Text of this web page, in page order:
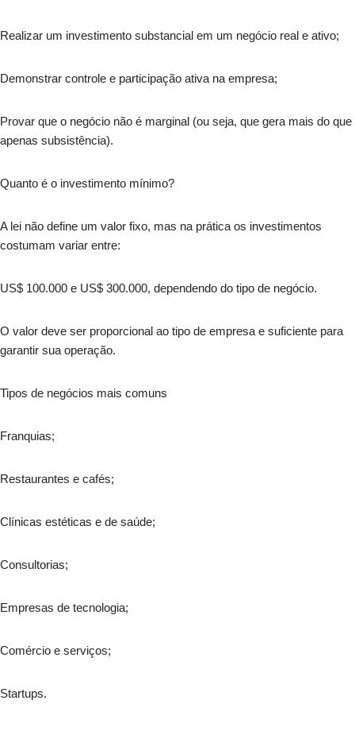
Realizar um investimento substancial em um negócio real e ativo;
Demonstrar controle e participação ativa na empresa;
Provar que o negócio não é marginal (ou seja, que gera mais do que
apenas subsistência).
Quanto é o investimento mínimo?
A lei não define um valor fixo, mas na prática os investimentos
costumam variar entre:
US$ 100.000 e US$ 300.000, dependendo do tipo de negócio.
O valor deve ser proporcional ao tipo de empresa e suficiente para
garantir sua operação.
Tipos de negócios mais comuns
Franquias;
Restaurantes e cafés;
Clínicas estéticas e de saúde;
Consultorias;
Empresas de tecnologia;
Comércio e serviços;
Startups.